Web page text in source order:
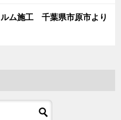
ム施工 千葉県市原市より